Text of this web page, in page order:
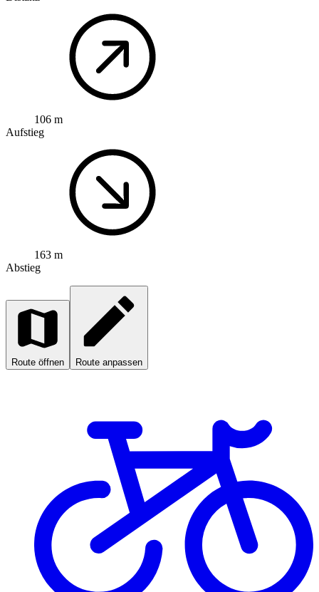
106 m
Aufstieg
163 m
Abstieg
Route öffnen Route anpassen